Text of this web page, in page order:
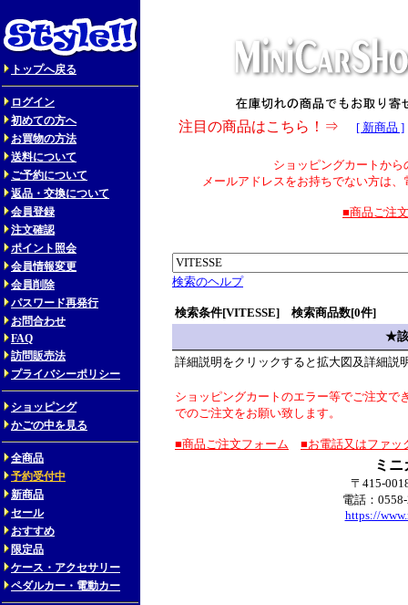
トップへ戻る
ログイン
初めての方へ
お買物の方法
送料について
ご予約について
返品・交換について
会員登録
注文確認
ポイント照会
会員情報変更
会員削除
パスワード再発行
お問合わせ
FAQ
訪問販売法
プライバシーポリシー
ショッピング
かごの中を見る
全商品
予約受付中
新商品
セール
おすすめ
限定品
ケース・アクセサリー
ペダルカー・電動カー
注目の商品はこちら！⇒ [ 新商品 ]
ショッピングカートか
メールアドレスをお持ちでない方は
■商品ご注
検索のヘルプ
検索条件[VITESSE] 検索商品数[0件]
★該
詳細説明をクリックすると拡大図及詳細説
ショッピングカートのエラー等でご注文で
でのご注文をお願い致します。
■商品ご注文フォーム ■お電話又はファッ
ミ
〒415-
電話：
https://